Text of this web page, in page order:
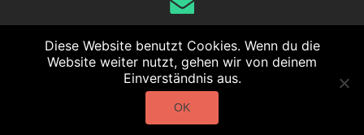
export@oil-drop.de
02331 7391248
Diese Website benutzt Cookies. Wenn du die
Website weiter nutzt, gehen wir von deinem
Einverständnis aus.
OK